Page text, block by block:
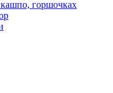
горшочках